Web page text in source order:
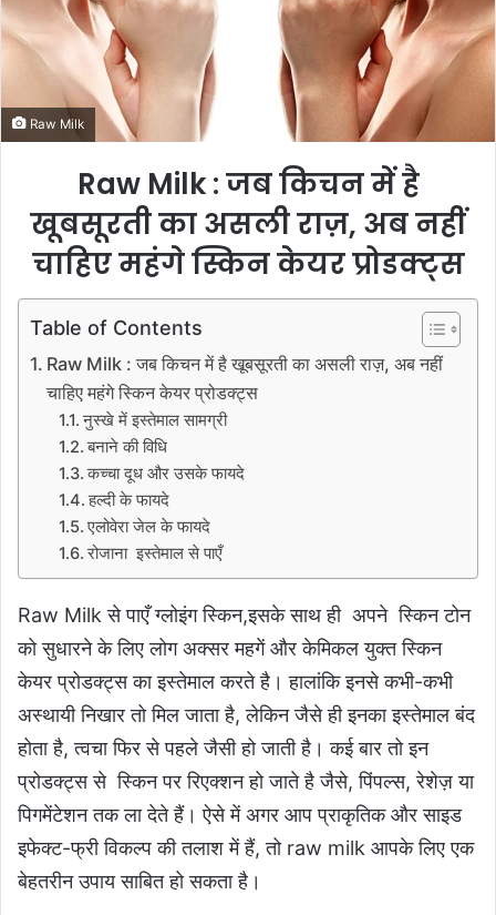
Raw Milk
Raw Milk : जब किचन में है
खूबसूरती का असली राज़, अब नहीं
चाहिए महंगे स्किन केयर प्रोडक्ट्स
Table of Contents
Raw Milk : जब किचन में है खूबसूरती का असली राज़, अब नहीं
चाहिए महंगे स्किन केयर प्रोडक्ट्स
नुस्खे में इस्तेमाल सामग्री
बनाने की विधि
कच्चा दूध और उसके फायदे
हल्दी के फायदे
एलोवेरा जेल के फायदे
रोजाना इस्तेमाल से पाएँ
Raw Milk से पाएँ ग्लोइंग स्किन,इसके साथ ही अपने स्किन टोन
को सुधारने के लिए लोग अक्सर महगें और केमिकल युक्त स्किन
केयर प्रोडक्ट्स का इस्तेमाल करते है। हालांकि इनसे कभी-कभी
अस्थायी निखार तो मिल जाता है, लेकिन जैसे ही इनका इस्तेमाल बंद
होता है, त्वचा फिर से पहले जैसी हो जाती है। कई बार तो इन
प्रोडक्ट्स से स्किन पर रिएक्शन हो जाते है जैसे, पिंपल्स, रेशेज़ या
पिगमेंटेशन तक ला देते हैं। ऐसे में अगर आप प्राकृतिक और साइड
इफेक्ट-फ्री विकल्प की तलाश में हैं, तो raw milk आपके लिए एक
बेहतरीन उपाय साबित हो सकता है।